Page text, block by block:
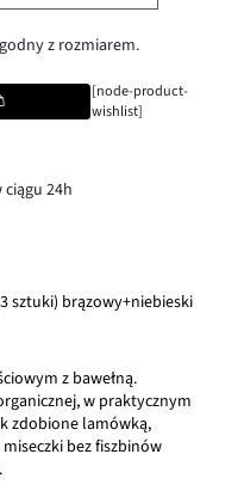
z rozmiarem.
[node-product-
wishlist]
24h
sztuki) brązowy+niebieski
z bawełną.
w praktycznym
zdobione lamówką,
bez fiszbinów